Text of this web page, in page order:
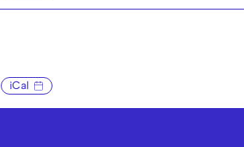
iCal